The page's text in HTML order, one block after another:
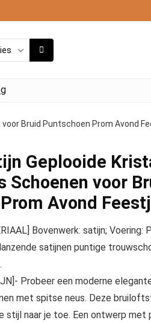
Bruid Puntschoen Prom Avond
Geplooide
Schoenen voor
Avond
Bovenwerk: satijn; Voering:
satijnen puntige
Probeer een moderne
met spitse neus. Deze
stijl naar je toe. Een ontwerp met